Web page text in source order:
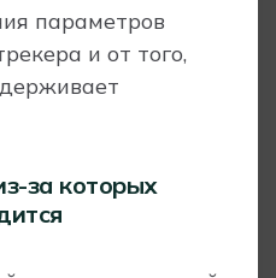
параметров
и от того,
за которых